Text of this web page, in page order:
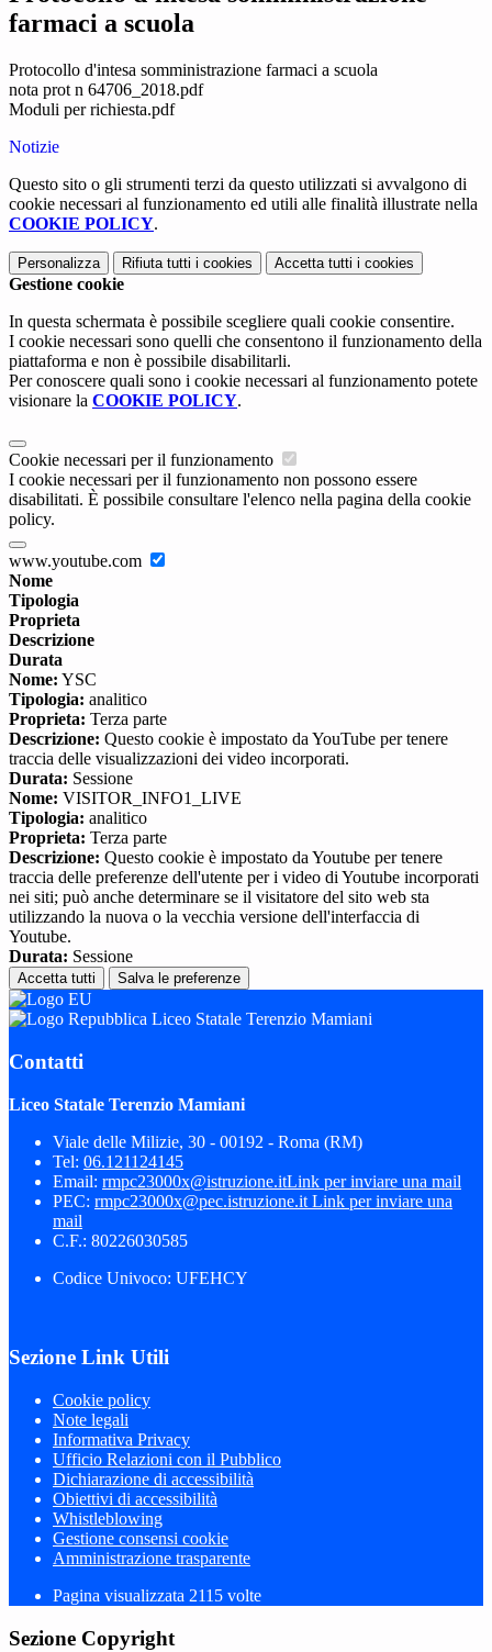
farmaci a scuola
Protocollo d'intesa somministrazione farmaci a scuola
nota prot n 64706_2018.pdf
Moduli per richiesta.pdf
Notizie
Questo sito o gli strumenti terzi da questo utilizzati si avvalgono di
cookie necessari al funzionamento ed utili alle finalità illustrate nella
COOKIE POLICY.
Personalizza Rifiuta tutti i cookies Accetta tutti i cookies
Gestione cookie
In questa schermata è possibile scegliere quali cookie consentire.
I cookie necessari sono quelli che consentono il funzionamento della
piattaforma e non è possibile disabilitarli.
Per conoscere quali sono i cookie necessari al funzionamento potete
visionare la COOKIE POLICY.
Cookie necessari per il funzionamento
I cookie necessari per il funzionamento non possono essere
disabilitati. È possibile consultare l'elenco nella pagina della cookie
policy.
www.youtube.com
Nome
Tipologia
Proprieta
Descrizione
Durata
Nome: YSC
Tipologia: analitico
Proprieta: Terza parte
Descrizione: Questo cookie è impostato da YouTube per tenere
traccia delle visualizzazioni dei video incorporati.
Durata: Sessione
Nome: VISITOR_INFO1_LIVE
Tipologia: analitico
Proprieta: Terza parte
Descrizione: Questo cookie è impostato da Youtube per tenere
traccia delle preferenze dell'utente per i video di Youtube incorporati
nei siti; può anche determinare se il visitatore del sito web sta
utilizzando la nuova o la vecchia versione dell'interfaccia di
Youtube.
Durata: Sessione
Accetta tutti Salva le preferenze
Liceo Statale Terenzio Mamiani
Contatti
Liceo Statale Terenzio Mamiani
Viale delle Milizie, 30 - 00192 - Roma (RM)
Tel: 06.121124145
Email: rmpc23000x@istruzione.itLink per inviare una mail
PEC: rmpc23000x@pec.istruzione.it Link per inviare una
mail
C.F.: 80226030585
Codice Univoco: UFEHCY
Sezione Link Utili
Cookie policy
Note legali
Informativa Privacy
Ufficio Relazioni con il Pubblico
Dichiarazione di accessibilità
Obiettivi di accessibilità
Whistleblowing
Gestione consensi cookie
Amministrazione trasparente
Pagina visualizzata 2115 volte
Sezione Copyright